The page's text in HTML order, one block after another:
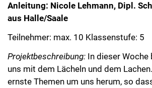
Anleitung: Nicole Lehmann, Dipl.
aus Halle/Saale
Teilnehmer: max. 10 Klassenstufe: 5
Projektbeschreibung: In dieser
uns mit dem Lächeln und dem
ernste Themen um uns herum, so